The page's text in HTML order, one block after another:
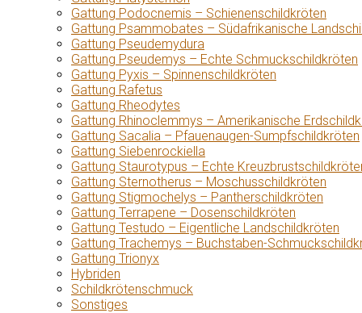
Gattung Podocnemis – Schienenschildkröten
Gattung Psammobates – Südafrikanische
Gattung Pseudemydura
Gattung Pseudemys – Echte Schmuckschildkröten
Gattung Pyxis – Spinnenschildkröten
Gattung Rafetus
Gattung Rheodytes
Gattung Rhinoclemmys – Amerikanische
Gattung Sacalia – Pfauenaugen-Sumpfschildkröten
Gattung Siebenrockiella
Gattung Staurotypus – Echte
Gattung Sternotherus – Moschusschildkröten
Gattung Stigmochelys – Pantherschildkröten
Gattung Terrapene – Dosenschildkröten
Gattung Testudo – Eigentliche Landschildkröten
Gattung Trachemys – Buchstaben-
Gattung Trionyx
Hybriden
Schildkrötenschmuck
Sonstiges